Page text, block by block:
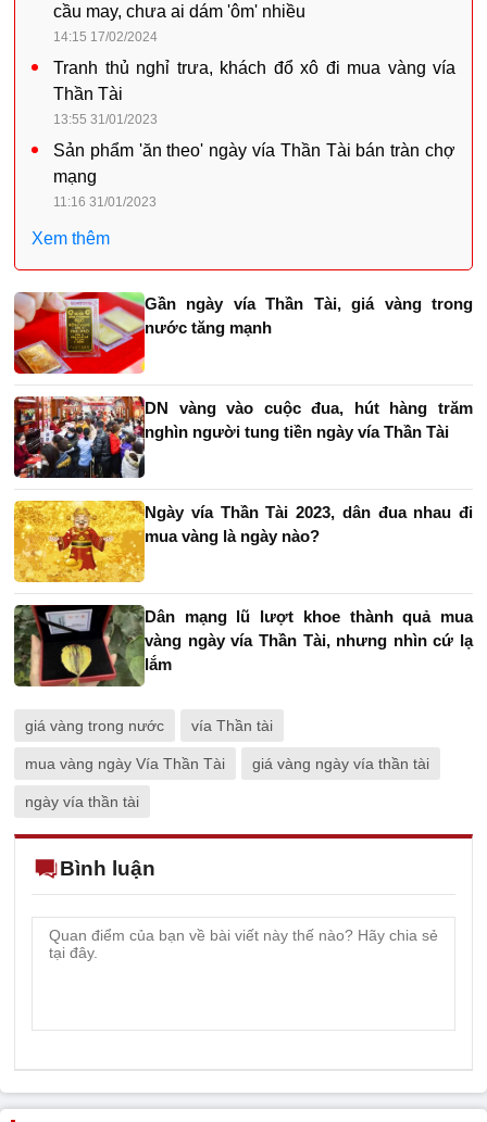
cầu may, chưa ai dám 'ôm' nhiều
14:15 17/02/2024
Tranh thủ nghỉ trưa, khách đổ xô đi mua vàng vía
Thần Tài
13:55 31/01/2023
Sản phẩm 'ăn theo' ngày vía Thần Tài bán tràn chợ
mạng
11:16 31/01/2023
Xem thêm
Gần ngày vía Thần Tài, giá vàng trong
nước tăng mạnh
DN vàng vào cuộc đua, hút hàng trăm
nghìn người tung tiền ngày vía Thần Tài
Ngày vía Thần Tài 2023, dân đua nhau đi
mua vàng là ngày nào?
Dân mạng lũ lượt khoe thành quả mua
vàng ngày vía Thần Tài, nhưng nhìn cứ lạ
lắm
giá vàng trong nước vía Thần tài
mua vàng ngày Vía Thần Tài giá vàng ngày vía thần tài
ngày vía thần tài
Bình luận